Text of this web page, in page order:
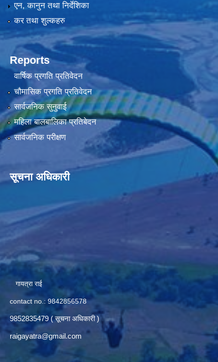
एन, कानुन तथा निर्देशिका
कर तथा शुल्कहरु
Reports
वार्षिक प्रगति प्रतिवेदन
चौमासिक प्रगति प्रतिवेदन
सार्वजनिक सुनुवाई
महिला बालबालिका प्रतिबेदन
सार्वजनिक परीक्षण
सूचना अधिकारी
गायत्रा राई
contact no.: 9842856578
9852835479 ( सूचना अधिकारी )
raigayatra@gmail.com